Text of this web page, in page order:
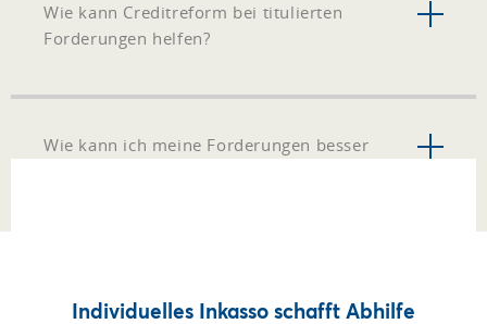
Wie kann Creditreform bei titulierten
Forderungen helfen?
Wie kann ich meine Forderungen besser
Individuelles Inkasso schafft Abhilfe